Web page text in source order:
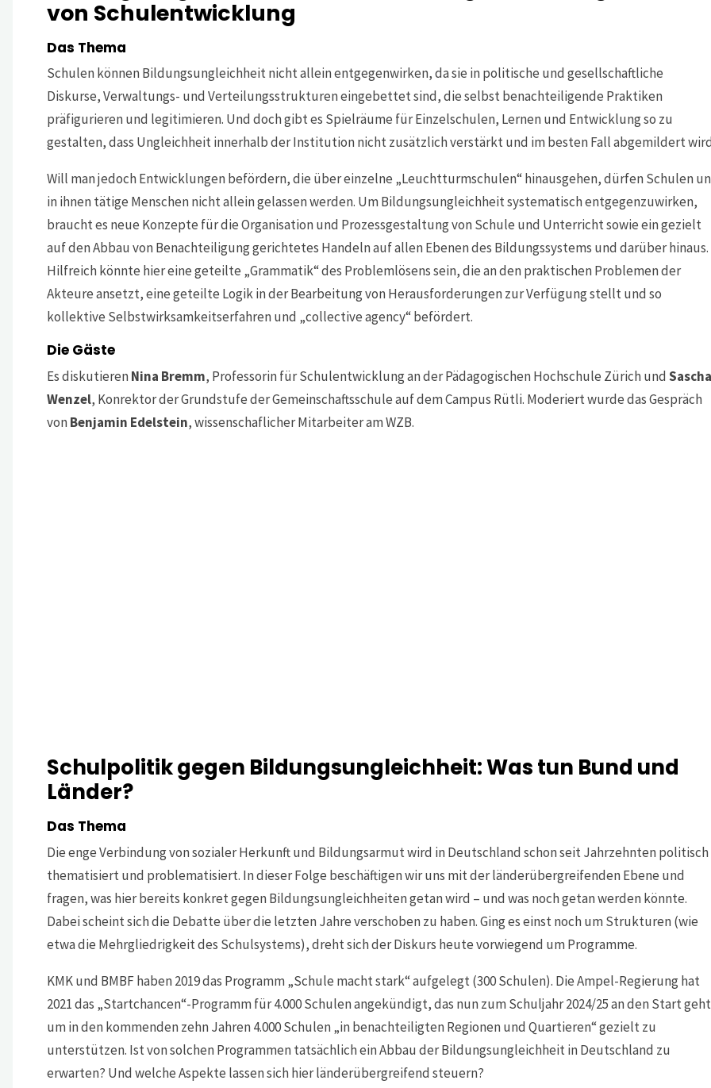
von Schulentwicklung
Das Thema
Schulen können Bildungsungleichheit nicht allein entgegenwirken, da sie in politische und gesellschaftliche
Diskurse, Verwaltungs- und Verteilungsstrukturen eingebettet sind, die selbst benachteiligende Praktiken
präfigurieren und legitimieren. Und doch gibt es Spielräume für Einzelschulen, Lernen und Entwicklung so zu
gestalten, dass Ungleichheit innerhalb der Institution nicht zusätzlich verstärkt und im besten Fall abgemildert
Will man jedoch Entwicklungen befördern, die über einzelne „Leuchtturmschulen“ hinausgehen, dürfen Schulen
in ihnen tätige Menschen nicht allein gelassen werden. Um Bildungsungleichheit systematisch entgegenzuwirken,
braucht es neue Konzepte für die Organisation und Prozessgestaltung von Schule und Unterricht sowie ein gezielt
auf den Abbau von Benachteiligung gerichtetes Handeln auf allen Ebenen des Bildungssystems und darüber hinaus.
Hilfreich könnte hier eine geteilte „Grammatik“ des Problemlösens sein, die an den praktischen Problemen der
Akteure ansetzt, eine geteilte Logik in der Bearbeitung von Herausforderungen zur Verfügung stellt und so
kollektive Selbstwirksamkeitserfahren und „collective agency“ befördert.
Die Gäste
Es diskutierenNina Bremm, Professorin für Schulentwicklung an der Pädagogischen Hochschule Zürich undSascha
Wenzel, Konrektor der Grundstufe der Gemeinschaftsschule auf dem Campus Rütli. Moderiert wurde das Gespräch
vonBenjamin Edelstein, wissenschaflicher Mitarbeiter am WZB.
Schulpolitik gegen Bildungsungleichheit: Was tun Bund und
Länder?
Das Thema
Die enge Verbindung von sozialer Herkunft und Bildungsarmut wird in Deutschland schon seit Jahrzehnten politisch
thematisiert und problematisiert. In dieser Folge beschäftigen wir uns mit der länderübergreifenden Ebene und
fragen, was hier bereits konkret gegen Bildungsungleichheiten getan wird – und was noch getan werden könnte.
Dabei scheint sich die Debatte über die letzten Jahre verschoben zu haben. Ging es einst noch um Strukturen (wie
etwa die Mehrgliedrigkeit des Schulsystems), dreht sich der Diskurs heute vorwiegend um Programme.
KMK und BMBF haben 2019 das Programm „Schule macht stark“ aufgelegt (300 Schulen). Die Ampel-Regierung hat
2021 das „Startchancen“-Programm für 4.000 Schulen angekündigt, das nun zum Schuljahr 2024/25 an den Start
um in den kommenden zehn Jahren 4.000 Schulen „in benachteiligten Regionen und Quartieren“ gezielt zu
unterstützen. Ist von solchen Programmen tatsächlich ein Abbau der Bildungsungleichheit in Deutschland zu
erwarten? Und welche Aspekte lassen sich hier länderübergreifend steuern?